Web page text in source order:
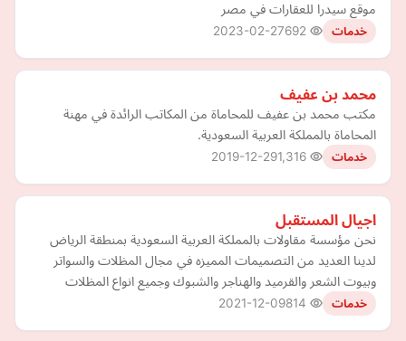
موقع سيدرا للعقارات في مصر
خدمات 2023-02-27
محمد بن عفيف
مكتب محمد بن عفيف للمحاماة من المكاتب الرائدة في مهنة
المحاماة بالمملكة العربية السعودية.
خدمات 2019-12-29
اجيال المستقبل
نحن مؤسسة مقاولات بالمملكة العربية السعودية بمنطقة الرياض
لدينا العديد من التصميمات المميزه في مجال المظلات والسواتر
وبيوت الشعر والقرميد والهناجر والشبوك وجميع انواع المظلات
خدمات 2021-12-09